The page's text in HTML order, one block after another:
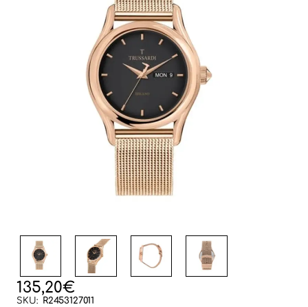
135,20€
SKU: R2453127011